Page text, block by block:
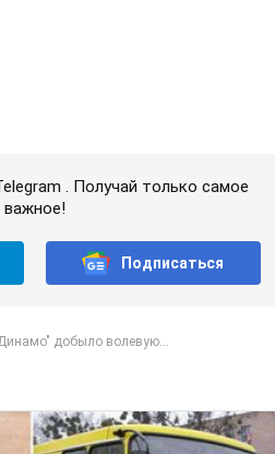
конфликт,
языке в маршрутке: